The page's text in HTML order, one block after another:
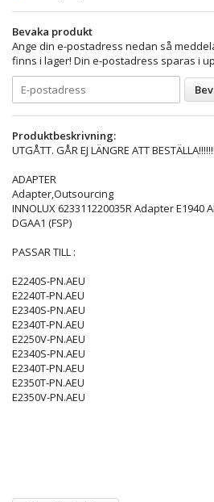
Bevaka produkt
Ange din e-postadress nedan så
finns i lager! Din e-postadress sparas i
Produktbeskrivning:
UTGÅTT. GÅR EJ LÄNGRE ATT
ADAPTER
Adapter,Outsourcing
INNOLUX 623311220035R Adapter E1940
DGAA1 (FSP)
PASSAR TILL :
E2240S-PN.AEU
E2240T-PN.AEU
E2340S-PN.AEU
E2340T-PN.AEU
E2250V-PN.AEU
E2340S-PN.AEU
E2340T-PN.AEU
E2350T-PN.AEU
E2350V-PN.AEU